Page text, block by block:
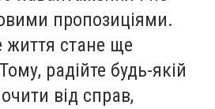
пропозицiями.
стане ще
радiйте будь-якiй
вiд справ,